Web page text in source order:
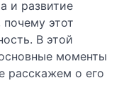
и развитие
этот
В этой
моменты
расскажем о его